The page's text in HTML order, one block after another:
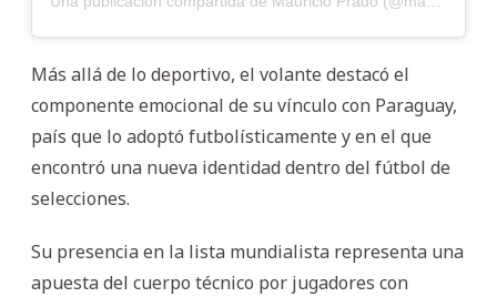
Más allá de lo deportivo, el volante destacó el
componente emocional de su vínculo con Paraguay,
país que lo adoptó futbolísticamente y en el que
encontró una nueva identidad dentro del fútbol de
selecciones.
Su presencia en la lista mundialista representa una
apuesta del cuerpo técnico por jugadores con